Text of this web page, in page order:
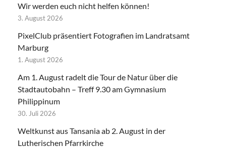
Wir werden euch nicht helfen können!
3. August 2026
PixelClub präsentiert Fotografien im Landratsamt
Marburg
1. August 2026
Am 1. August radelt die Tour de Natur über die
Stadtautobahn – Treff 9.30 am Gymnasium
Philippinum
30. Juli 2026
Weltkunst aus Tansania ab 2. August in der
Lutherischen Pfarrkirche